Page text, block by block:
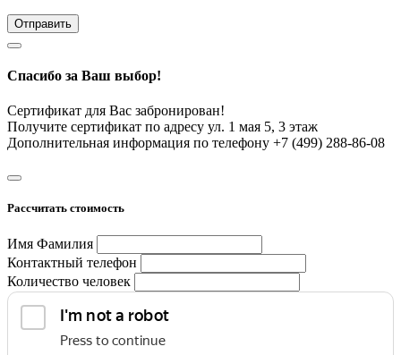
Отправить
Спасибо за Ваш выбор!
Сертификат для Вас забронирован!
Получите сертификат по адресу ул. 1 мая 5, 3 этаж
Дополнительная информация по телефону +7 (499) 288-86-08
Рассчитать стоимость
Имя Фамилия
Контактный телефон
Количество человек